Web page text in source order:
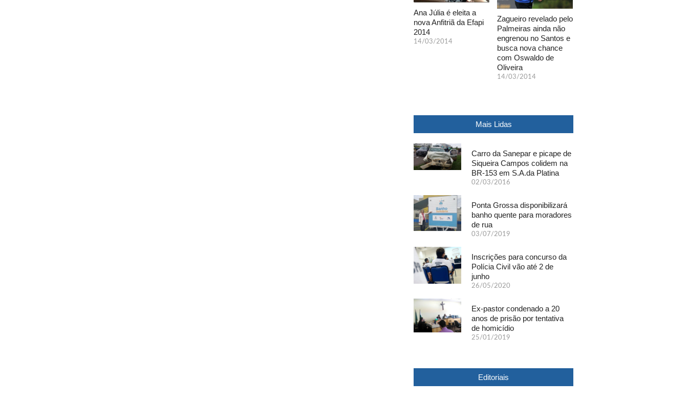
Ana Júlia é eleita a
nova Anfitriã da Efapi
2014
14/03/2014
Zagueiro revelado pelo
Palmeiras ainda não
engrenou no Santos e
busca nova chance
com Oswaldo de
Oliveira
14/03/2014
Mais Lidas
Carro da Sanepar e picape de
Siqueira Campos colidem na
BR-153 em S.A.da Platina
02/03/2016
Ponta Grossa disponibilizará
banho quente para moradores
de rua
03/07/2019
Inscrições para concurso da
Polícia Civil vão até 2 de
junho
26/05/2020
Ex-pastor condenado a 20
anos de prisão por tentativa
de homicídio
25/01/2019
Editoriais